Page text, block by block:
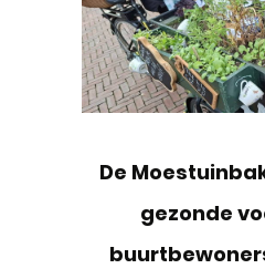
De
gezonde